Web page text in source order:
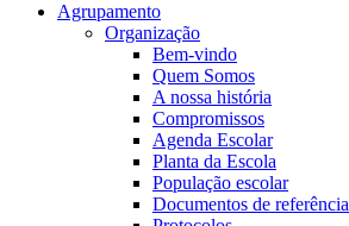
Agrupamento
Organização
Bem-vindo
Quem Somos
A nossa história
Compromissos
Agenda Escolar
Planta da Escola
População escolar
Documentos de referência